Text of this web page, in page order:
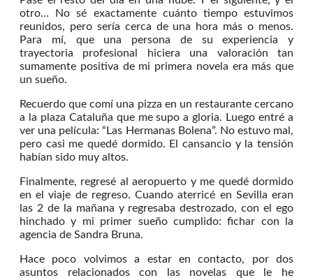
otro… No sé exactamente cuánto tiempo estuvimos
reunidos, pero sería cerca de una hora más o menos.
Para mí, que una persona de su experiencia y
trayectoria profesional hiciera una valoración tan
sumamente positiva de mi primera novela era más que
un sueño.
Recuerdo que comí una pizza en un restaurante cercano
a la plaza Cataluña que me supo a gloria. Luego entré a
ver una película: “Las Hermanas Bolena”. No estuvo mal,
pero casi me quedé dormido. El cansancio y la tensión
habían sido muy altos.
Finalmente, regresé al aeropuerto y me quedé dormido
en el viaje de regreso. Cuando aterricé en Sevilla eran
las 2 de la mañana y regresaba destrozado, con el ego
hinchado y mi primer sueño cumplido: fichar con la
agencia de Sandra Bruna.
Hace poco volvimos a estar en contacto, por dos
asuntos relacionados con las novelas que le he